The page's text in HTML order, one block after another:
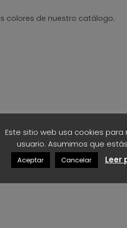
colores de nuestro catálogo.
Este sitio web usa cookies
usuario. Asumimos que
Aceptar Cancelar Leer